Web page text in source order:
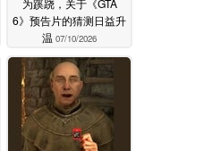
6》预告片的猜测日益升
温 07/10/2026